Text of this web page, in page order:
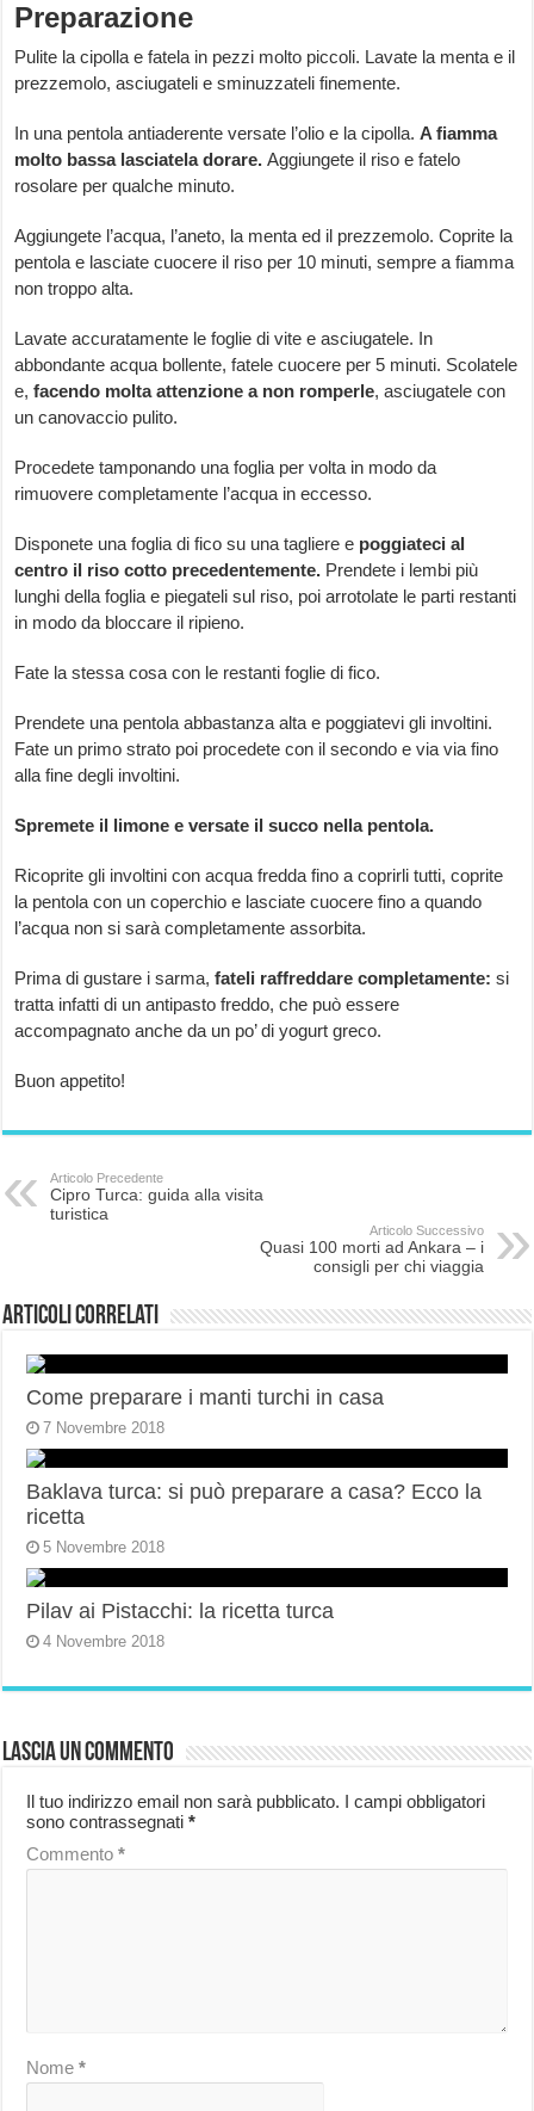
Preparazione
Pulite la cipolla e fatela in pezzi molto piccoli. Lavate la menta e il
prezzemolo, asciugateli e sminuzzateli finemente.
In una pentola antiaderente versate l’olio e la cipolla.A fiamma
molto bassa lasciatela dorare. Aggiungete il riso e fatelo
rosolare per qualche minuto.
Aggiungete l’acqua, l’aneto, la menta ed il prezzemolo. Coprite la
pentola e lasciate cuocere il riso per 10 minuti, sempre a fiamma
non troppo alta.
Lavate accuratamente le foglie di vite e asciugatele. In
abbondante acqua bollente, fatele cuocere per 5 minuti. Scolatele
e,facendo molta attenzione a non romperle, asciugatele con
un canovaccio pulito.
Procedete tamponando una foglia per volta in modo da
rimuovere completamente l’acqua in eccesso.
Disponete una foglia di fico su una tagliere e poggiateci al
centro il riso cotto precedentemente. Prendete i lembi più
lunghi della foglia e piegateli sul riso, poi arrotolate le parti restanti
in modo da bloccare il ripieno.
Fate la stessa cosa con le restanti foglie di fico.
Prendete una pentola abbastanza alta e poggiatevi gli involtini.
Fate un primo strato poi procedete con il secondo e via via fino
alla fine degli involtini.
Spremete il limone e versate il succo nella pentola.
Ricoprite gli involtini con acqua fredda fino a coprirli tutti, coprite
la pentola con un coperchio e lasciate cuocere fino a quando
l’acqua non si sarà completamente assorbita.
Prima di gustare i sarma, fateli raffreddare completamente:si
tratta infatti di un antipasto freddo, che può essere
accompagnato anche da un po’ di yogurt greco.
Buon appetito!
Articolo Precedente
Cipro Turca: guida alla visita
turistica
Articolo Successivo
Quasi 100 morti ad Ankara – i
consigli per chi viaggia
Articoli correlati
Come preparare i manti turchi in casa
7 Novembre 2018
Baklava turca: si può preparare a casa? Ecco la
ricetta
5 Novembre 2018
Pilav ai Pistacchi: la ricetta turca
4 Novembre 2018
Lascia un commento
Il tuo indirizzo email non sarà pubblicato. I campi obbligatori
sono contrassegnati*
Commento*
Nome*